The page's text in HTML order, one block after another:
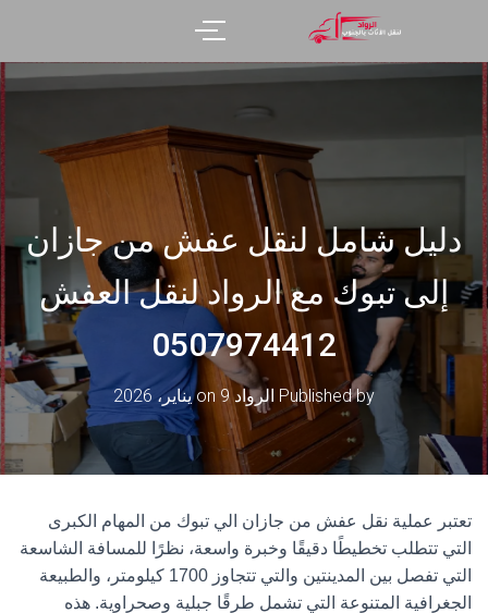
دليل شامل لنقل عفش من جازان
إلى تبوك مع الرواد لنقل العفش
0507974412
Published by الروادon9 يناير، 2026
تعتبر عملية نقل عفش من جازان الي تبوك من المهام الكبرى
التي تتطلب تخطيطًا دقيقًا وخبرة واسعة، نظرًا للمسافة الشاسعة
التي تفصل بين المدينتين والتي تتجاوز 1700 كيلومتر، والطبيعة
الجغرافية المتنوعة التي تشمل طرقًا جبلية وصحراوية. هذه